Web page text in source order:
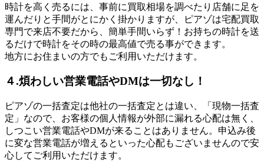
時計を高く売るには、事前に買取相場を調べたり店舗に足を
運んだりと手間がとにかく掛かりますが、ピアゾは宅配買取
専門で来店不要だから、簡単手間いらず！お持ちの時計を送
るだけで時計をその時の最高値で売る事ができます。
地方にお住まいの方でもご利用いただけます。
４.煩わしい営業電話やDMは一切なし！
ピアゾの一括査定は他社の一括査定とは違い、「現物一括査
定」なので、お客様の個人情報が外部に漏れる心配は無く、
しつこい営業電話やDMが来ることはありません。申込み後
に変な営業電話が増えるといった心配もございませんので安
心してご利用いただけます。